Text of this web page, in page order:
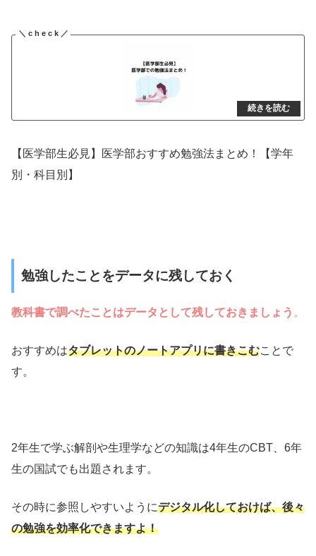
【医学部生必見】医学部おすすめ勉強法まとめ！【学年
別・科目別】
勉強したことをデータに残しておく
教科書で調べたことはデータとして残しておきましょう 。
おすすめはタブレットのノートアプリに書きこむことで
す。
2年生で学ぶ解剖や生理学などの知識は4年生のCBT、6年
生の国試でも出題されます。
その時に参照しやすいようにデジタル化しておけば、後々
の勉強を効率化できますよ！